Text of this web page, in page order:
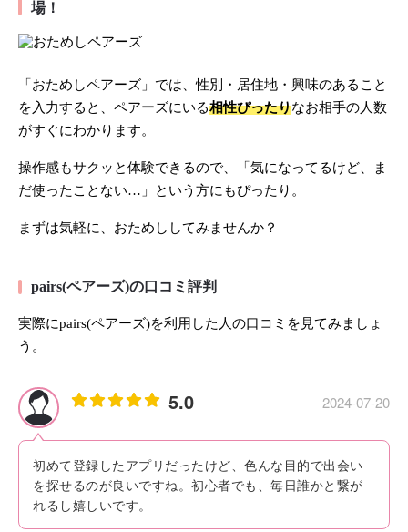
場！
「おためしペアーズ」では、性別・居住地・興味のあること
を入力すると、ペアーズにいる相性ぴったりなお相手の人数
がすぐにわかります。
操作感もサクッと体験できるので、「気になってるけど、ま
だ使ったことない…」という方にもぴったり。
まずは気軽に、おためししてみませんか？
pairs(ペアーズ)の口コミ評判
実際にpairs(ペアーズ)を利用した人の口コミを見てみましょ
う。
5.0 2024-07-20
初めて登録したアプリだったけど、色んな目的で出会い
を探せるのが良いですね。初心者でも、毎日誰かと繋が
れるし嬉しいです。